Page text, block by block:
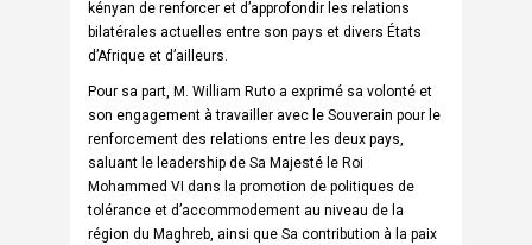
kényan de renforcer et d’approfondir les relations
bilatérales actuelles entre son pays et divers États
d’Afrique et d’ailleurs.
Pour sa part, M. William Ruto a exprimé sa volonté et
son engagement à travailler avec le Souverain pour le
renforcement des relations entre les deux pays,
saluant le leadership de Sa Majesté le Roi
Mohammed VI dans la promotion de politiques de
tolérance et d’accommodement au niveau de la
région du Maghreb, ainsi que Sa contribution à la paix